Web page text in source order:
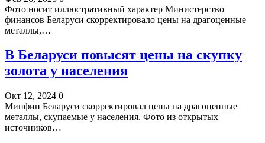
Фото носит иллюстративный характер Министерство
финансов Беларуси скорректировало цены на драгоценные
металлы,…
В Беларуси повысят цены на скупку
золота у населения
Окт 12, 2024 0
Минфин Беларуси скорректировал цены на драгоценные
металлы, скупаемые у населения. Фото из открытых
источников…